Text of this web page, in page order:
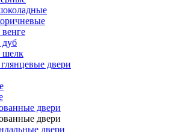
шелк
двери
двери
двери
двери